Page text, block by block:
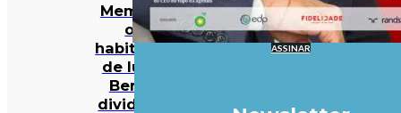
Memória
ou
habitação
de luxo?
Berlim
divide-se
ASSINAR